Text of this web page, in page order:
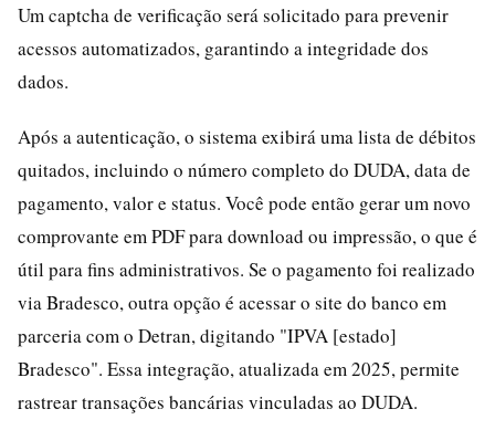
Um captcha de verificação será solicitado para prevenir
acessos automatizados, garantindo a integridade dos
dados.
Após a autenticação, o sistema exibirá uma lista de débitos
quitados, incluindo o número completo do DUDA, data de
pagamento, valor e status. Você pode então gerar um novo
comprovante em PDF para download ou impressão, o que é
útil para fins administrativos. Se o pagamento foi realizado
via Bradesco, outra opção é acessar o site do banco em
parceria com o Detran, digitando "IPVA [estado]
Bradesco". Essa integração, atualizada em 2025, permite
rastrear transações bancárias vinculadas ao DUDA.